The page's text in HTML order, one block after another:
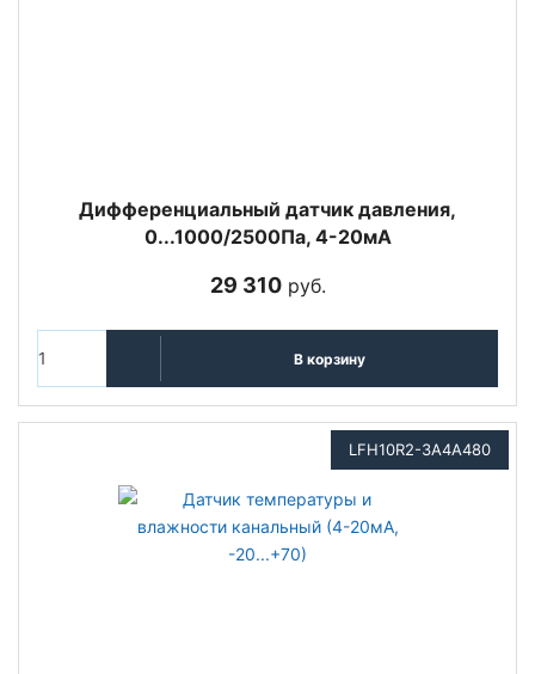
Дифференциальный датчик давления,
0...1000/2500Па, 4-20мА
29 310руб.
В корзину
LFH10R2-3A4A480